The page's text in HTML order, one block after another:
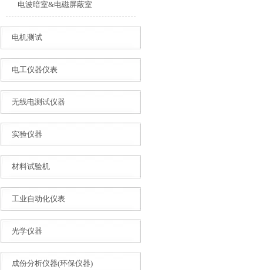
电波暗室&电磁屏蔽室
电机测试
电工仪器仪表
无线电测试仪器
实验仪器
材料试验机
工业自动化仪表
光学仪器
成份分析仪器(环保仪器)